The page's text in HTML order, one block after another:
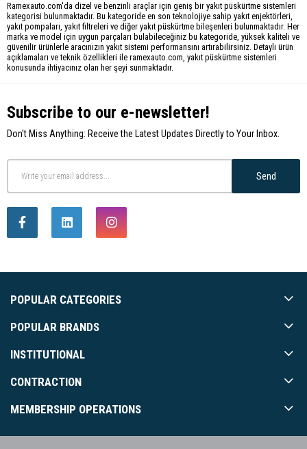
Ramexauto.com'da dizel ve benzinli araçlar için geniş bir yakıt püskürtme sistemleri
kategorisi bulunmaktadır. Bu kategoride en son teknolojiye sahip yakıt enjektörleri,
yakıt pompaları, yakıt filtreleri ve diğer yakıt püskürtme bileşenleri bulunmaktadır. Her
marka ve model için uygun parçaları bulabileceğiniz bu kategoride, yüksek kaliteli ve
güvenilir ürünlerle aracınızın yakıt sistemi performansını artırabilirsiniz. Detaylı ürün
açıklamaları ve teknik özellikleri ile ramexauto.com, yakıt püskürtme sistemleri
konusunda ihtiyacınız olan her şeyi sunmaktadır.
Subscribe to our e-newsletter!
Don't Miss Anything: Receive the Latest Updates Directly to Your Inbox.
Send
POPULAR CATEGORIES
POPULAR BRANDS
INSTITUTIONAL
CONTRACTION
MEMBERSHIP OPERATIONS